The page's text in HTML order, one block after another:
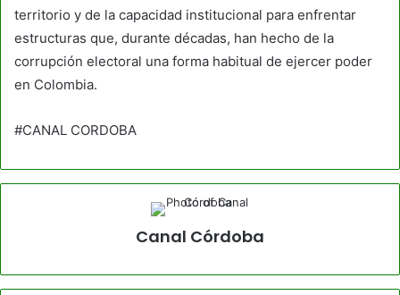
territorio y de la capacidad institucional para enfrentar
estructuras que, durante décadas, han hecho de la
corrupción electoral una forma habitual de ejercer poder
en Colombia.
#CANAL CORDOBA
Canal Córdoba